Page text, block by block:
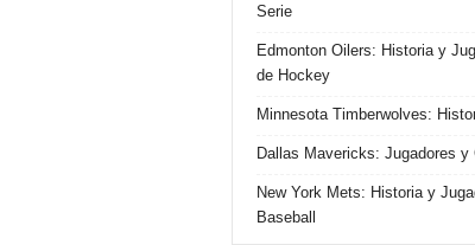
Serie
Edmonton Oilers: Historia y
de Hockey
Minnesota Timberwolves:
Dallas Mavericks: Jugadores y
New York Mets: Historia y
Baseball